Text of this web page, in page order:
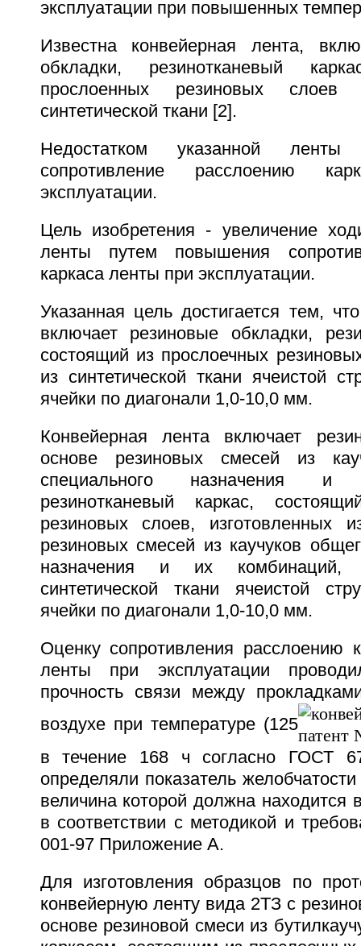
эксплуатации при повышенных
Известна конвейерная лента,
обкладки, резинотканевый
прослоенных резиновых
синтетической ткани [2].
Недостатком указанной ленты
сопротивление расслоению
эксплуатации.
Цель изобретения - увеличение
ленты путем повышения
каркаса ленты при эксплуатации.
Указанная цель достигается тем,
включает резиновые обкладки,
состоящий из прослоечных
из синтетической ткани ячеистой
ячейки по диагонали 1,0-10,0 мм.
Конвейерная лента включает
основе резиновых смесей из
специального назначения
резинотканевый каркас,
резиновых слоев, изготовленных
резиновых смесей из каучуков
назначения и их
синтетической ткани ячеистой
ячейки по диагонали 1,0-10,0 мм.
Оценку сопротивления расслоению
ленты при эксплуатации
прочность связи между
воздухе при температуре (125
в течение 168 ч согласно ГОСТ
определяли показатель
величина которой должна находится
в соответствии с методикой и
001-97 Приложение А.
Для изготовления образцов по
конвейерную ленту вида 2ТЗ с
основе резиновой смеси из